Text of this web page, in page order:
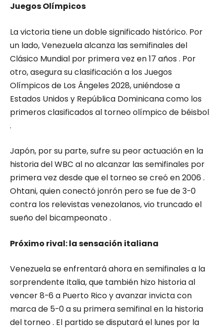
Juegos Olímpicos
La victoria tiene un doble significado histórico. Por
un lado, Venezuela alcanza las semifinales del
Clásico Mundial por primera vez en 17 años . Por
otro, asegura su clasificación a los Juegos
Olímpicos de Los Ángeles 2028, uniéndose a
Estados Unidos y República Dominicana como los
primeros clasificados al torneo olímpico de béisbol
.
Japón, por su parte, sufre su peor actuación en la
historia del WBC al no alcanzar las semifinales por
primera vez desde que el torneo se creó en 2006 .
Ohtani, quien conectó jonrón pero se fue de 3-0
contra los relevistas venezolanos, vio truncado el
sueño del bicampeonato .
Próximo rival: la sensación italiana
Venezuela se enfrentará ahora en semifinales a la
sorprendente Italia, que también hizo historia al
vencer 8-6 a Puerto Rico y avanzar invicta con
marca de 5-0 a su primera semifinal en la historia
del torneo . El partido se disputará el lunes por la